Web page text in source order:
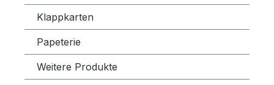
Klappkarten
Papeterie
Weitere Produkte